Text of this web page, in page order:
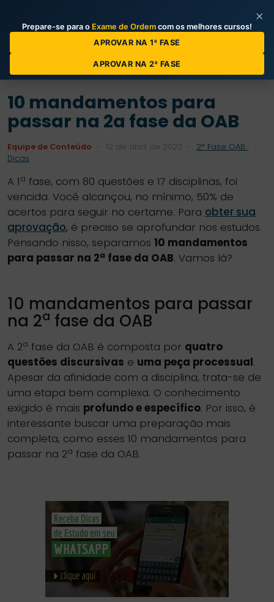
Categorias de Posts
10 mandamentos para
passar na 2a fase da OAB
Equipe de Conteúdo 12 de abril de 2022 2ª Fase OAB
Dicas
A 1a fase, com 80 questões e 17 disciplinas, foi
vencida. Você alcançou, no mínimo, 50% de
acertos para seguir no certame. Para obter sua
aprovação, é preciso se aprofundar nos estudos.
Pensando nisso, separamos 10 mandamentos
para passar na 2a fase da OAB. Vamos lá?
10 mandamentos para passar
na 2a fase da OAB
A 2a fase da OAB é composta por quatro
questões discursivas e uma peça processual.
Apesar da afinidade com a disciplina, trata-se de
uma etapa bem complexa. O conhecimento
exigido é mais profundo e específico. Por isso, é
interessante buscar uma preparação mais
completa, como esses 10 mandamentos para
passar na 2a fase da OAB.
×
Prepare-se para o Exame de Ordem com os melhores cursos!
APROVAR NA 1ª FASE
APROVAR NA 2ª FASE